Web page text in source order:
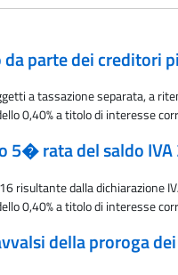
parte dei creditori
a tassazione separata, a
0,40% a titolo di interesse
5� rata del saldo
risultante dalla dichiarazione
0,40% a titolo di interesse
della proroga